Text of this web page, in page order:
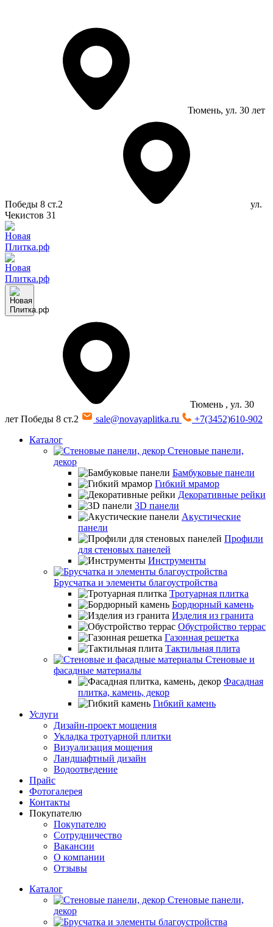
Тюмень, ул. 30 лет
Победы 8 ст.2
ул.
Чекистов 31
Тюмень , ул. 30
лет Победы 8 ст.2
sale@novayaplitka.ru
+7(3452)610-902
Каталог
Стеновые панели,
декор
Бамбуковые панели
Гибкий мрамор
Декоративные рейки
3D панели
Акустические
панели
Профили
для стеновых панелей
Инструменты
Брусчатка и элементы благоустройства
Тротуарная плитка
Бордюрный камень
Изделия из гранита
Обустройство террас
Газонная решетка
Тактильная плита
Стеновые и
фасадные материалы
Фасадная
плитка, камень, декор
Гибкий камень
Услуги
Дизайн-проект мощения
Укладка тротуарной плитки
Визуализация мощения
Ландшафтный дизайн
Водоотведение
Прайс
Фотогалерея
Контакты
Покупателю
Покупателю
Сотрудничество
Вакансии
О компании
Отзывы
Каталог
Стеновые панели,
декор